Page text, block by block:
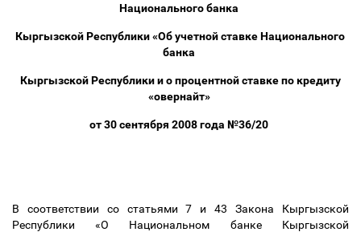
Национального банка
Кыргызской Республики «Об учетной ставке Национального
банка
Кыргызской Республики и о процентной ставке по кредиту
«овернайт»
от 30 сентября 2008 года №36/20
В соответствии со статьями 7 и 43 Закона Кыргызской
Республики «О Национальном банке Кыргызской